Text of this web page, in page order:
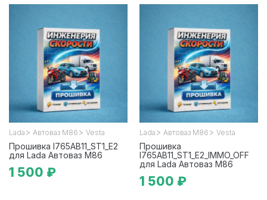
Lada > Автоваз М86 > Vesta
Прошивка I765AB11_ST1_E2
для Lada Автоваз М86
1 500 ₽
Lada > Автоваз М86 > Vesta
Прошивка
I765AB11_ST1_E2_IMMO_OFF
для Lada Автоваз М86
1 500 ₽